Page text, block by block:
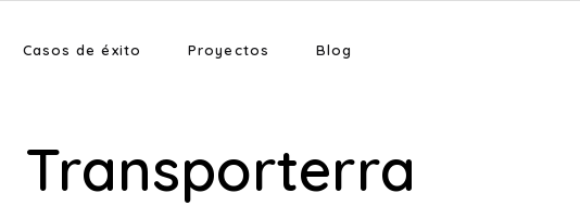
Casos de éxito Proyectos Blog
Transporterra